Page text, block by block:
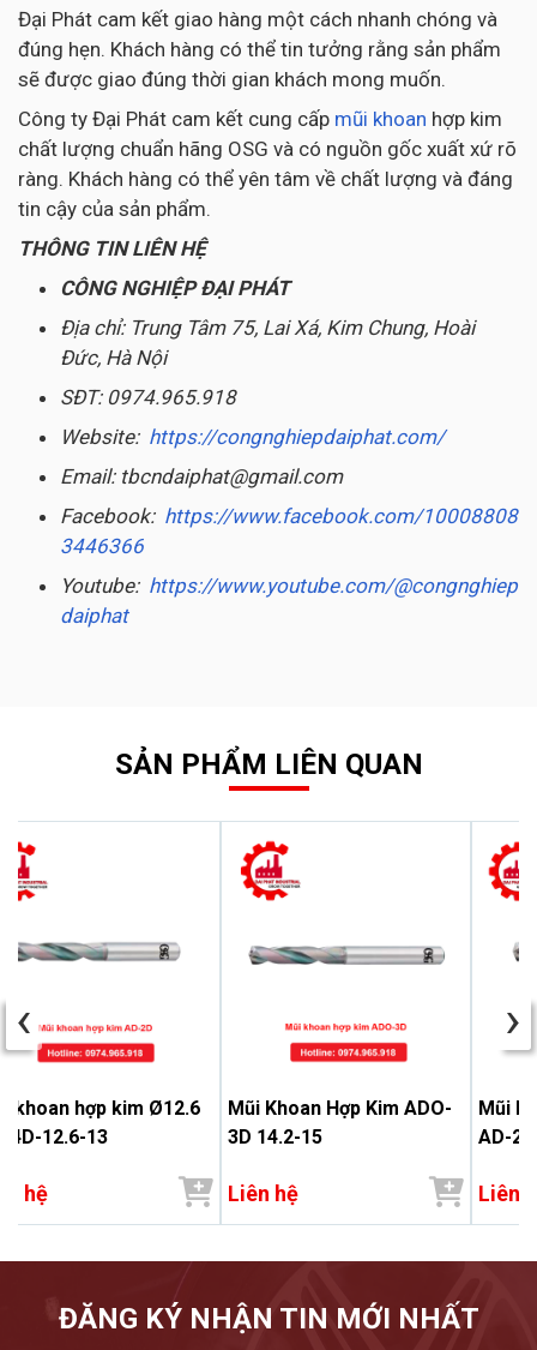
Đại Phát cam kết giao hàng một cách nhanh chóng và
đúng hẹn. Khách hàng có thể tin tưởng rằng sản phẩm
sẽ được giao đúng thời gian khách mong muốn.
Công ty Đại Phát cam kết cung cấp mũi khoan hợp kim
chất lượng chuẩn hãng OSG và có nguồn gốc xuất xứ rõ
ràng. Khách hàng có thể yên tâm về chất lượng và đáng
tin cậy của sản phẩm.
THÔNG TIN LIÊN HỆ
CÔNG NGHIỆP ĐẠI PHÁT
Địa chỉ: Trung Tâm 75, Lai Xá, Kim Chung, Hoài
Đức, Hà Nội
SĐT: 0974.965.918
Website: https://congnghiepdaiphat.com/
Email: tbcndaiphat@gmail.com
Facebook: https://www.facebook.com/10008808
3446366
Youtube: https://www.youtube.com/@congnghiep
daiphat
SẢN PHẨM LIÊN QUAN
khoan hợp kim Ø12.6
4D-12.6-13
hệ
Mũi Khoan Hợp Kim ADO-
3D 14.2-15
Liên hệ
Mũi
AD-
Liên
‹ ›
ĐĂNG KÝ NHẬN TIN MỚI NHẤT